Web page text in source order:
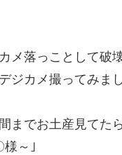
メ落っことして破
ジカメ撮ってみま
までお土産見てた
様～｣